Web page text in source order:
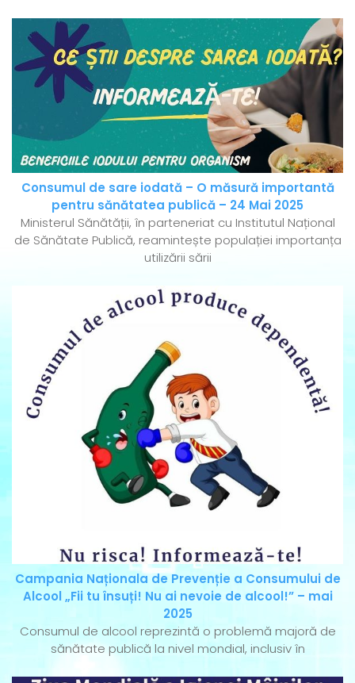
Consumul de sare iodată – O măsură importantă
pentru sănătatea publică – 24 Mai 2025
Ministerul Sănătății, în parteneriat cu Institutul Național
de Sănătate Publică, reamintește populației importanța
utilizării sării
Campania Naționala de Prevenție a Consumului de
Alcool „Fii tu însuți! Nu ai nevoie de alcool!” – mai
2025
Consumul de alcool reprezintă o problemă majoră de
sănătate publică la nivel mondial, inclusiv în